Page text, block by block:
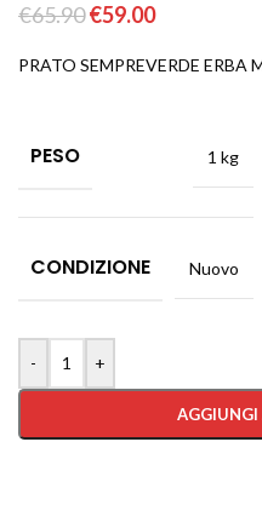
€65.90€59.00
PRATO SEMPREVERDE ERBA
PESO 1 kg
CONDIZIONE Nuovo
- +
AGGIUNGI